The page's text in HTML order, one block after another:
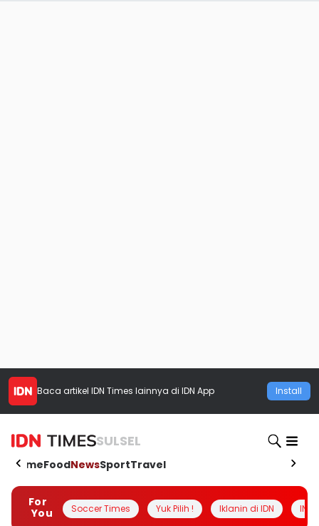
Baca artikel IDN Times lainnya di IDN App Install
SULSEL
HomeFoodNewsSportTravel
For
You
Soccer Times Yuk Pilih ! Iklanin di IDN